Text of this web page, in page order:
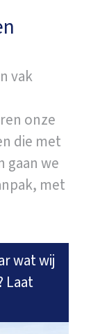
vak
onze
die met
gaan we
met
wat wij
Laat